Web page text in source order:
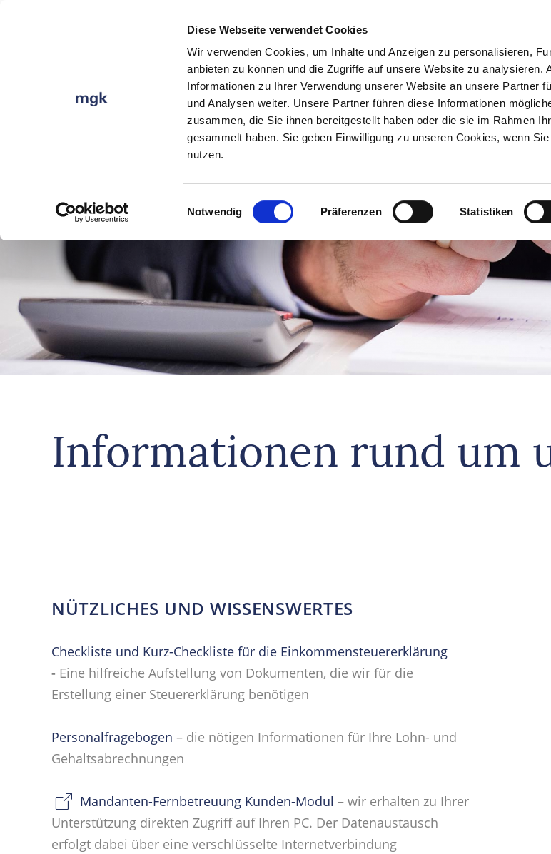
Diese Webseite verwendet Cookies
Wir verwenden Cookies, um Inhalte und Anzeigen zu personalisieren,
anbieten zu können und die Zugriffe auf unsere Website zu analysieren.
Informationen zu Ihrer Verwendung unserer Website an unsere Partner
und Analysen weiter. Unsere Partner führen diese Informationen
zusammen, die Sie ihnen bereitgestellt haben oder die sie im Rahmen
gesammelt haben. Sie geben Einwilligung zu unseren Cookies, wenn
nutzen.
Einwilligungsauswahl
Notwendig Präferenzen Statistiken
Informationen rund um
NÜTZLICHES UND WISSENSWERTES
Checkliste und Kurz-Checkliste für die Einkommensteuererklärung
- Eine hilfreiche Aufstellung von Dokumenten, die wir für die
Erstellung einer Steuererklärung benötigen
Personalfragebogen – die nötigen Informationen für Ihre Lohn- und
Gehaltsabrechnungen
Mandanten-Fernbetreuung Kunden-Modul – wir erhalten zu Ihrer
Unterstützung direkten Zugriff auf Ihren PC. Der Datenaustausch
erfolgt dabei über eine verschlüsselte Internetverbindung